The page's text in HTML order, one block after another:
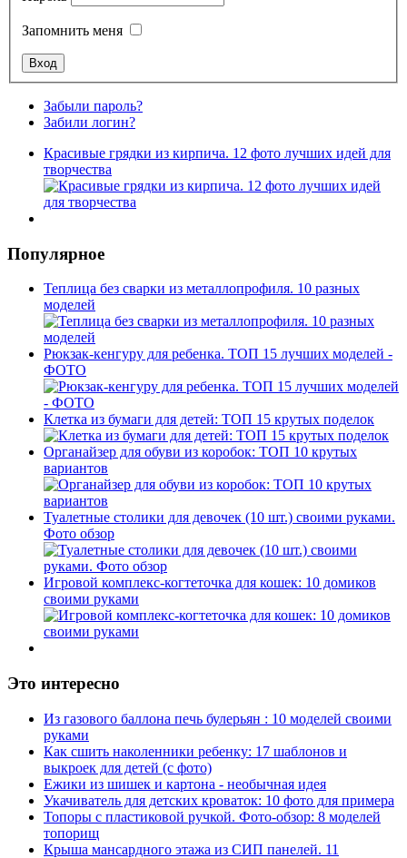
Запомнить меня
Забыли пароль?
Забили логин?
Красивые грядки из кирпича. 12 фото лучших идей для
творчества
Популярное
Теплица без сварки из металлопрофиля. 10 разных
моделей
Рюкзак-кенгуру для ребенка. ТОП 15 лучших моделей -
ФОТО
Клетка из бумаги для детей: ТОП 15 крутых поделок
Органайзер для обуви из коробок: ТОП 10 крутых
вариантов
Туалетные столики для девочек (10 шт.) своими руками.
Фото обзор
Игровой комплекс-когтеточка для кошек: 10 домиков
своими руками
Это интересно
Из газового баллона печь булерьян : 10 моделей своими
руками
Как сшить наколенники ребенку: 17 шаблонов и
выкроек для детей (с фото)
Ежики из шишек и картона - необычная идея
Укачиватель для детских кроваток: 10 фото для примера
Топоры с пластиковой ручкой. Фото-обзор: 8 моделей
топорищ
Крыша мансардного этажа из СИП панелей. 11